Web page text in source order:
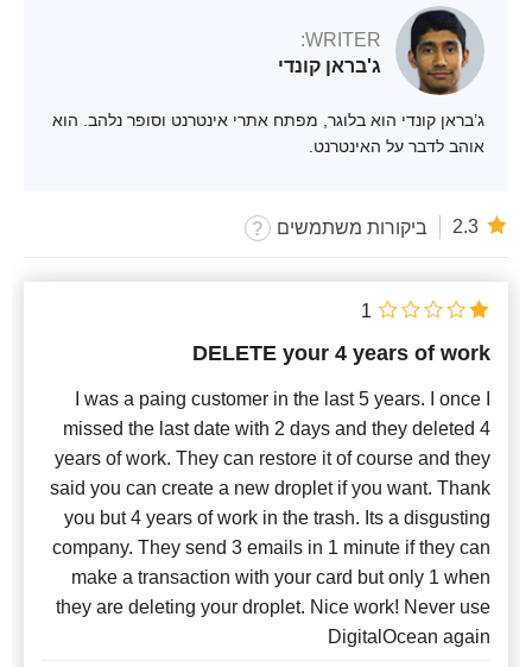
WRITER:
ג'בראן קונדי
ג’בראן קונדי הוא בלוגר, מפתח אתרי אינטרנט וסופר נלהב. הוא
אוהב לדבר על האינטרנט.
2.3 ביקורות משתמשים
DELETE your 4 years of work
I was a paing customer in the last 5 years. I once I
missed the last date with 2 days and they deleted 4
years of work. They can restore it of course and they
said you can create a new droplet if you want. Thank
you but 4 years of work in the trash. Its a disgusting
company. They send 3 emails in 1 minute if they can
make a transaction with your card but only 1 when
they are deleting your droplet. Nice work! Never use
DigitalOcean again
1